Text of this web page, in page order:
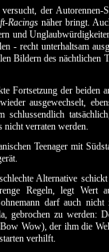
der Autorennen-
Racings näher bringt.
und
- recht unterhaltsam
Bildern des nächtlichen
Fortsetzung der beiden
ausgewechselt,
verraten werden.
Teenager mit
Alternative
Regeln, legt Wert
darf auch
gebrochen zu werden:
Wow), der ihm die
verhilft.